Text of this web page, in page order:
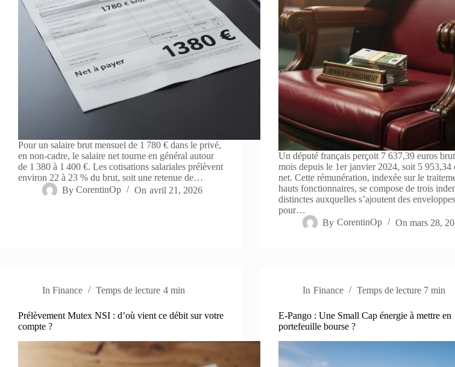
Pour un salaire brut mensuel de 1 780 € dans le privé,
en non-cadre, le salaire net tourne en général autour
de 1 380 à 1 400 €. Les cotisations salariales prélèvent
environ 22 à 23 % du brut, soit une retenue de…
By CorentinOp On avril 21, 2026
Un député français perçoit 7 637,39 euros
mois depuis le 1er janvier 2024, soit 5 953,34
net. Cette rémunération, indexée sur le
hauts fonctionnaires, se compose de trois
distinctes auxquelles s’ajoutent des enveloppes
pour…
By CorentinOp On mars 28,
In Finance Temps de lecture 4 min
Prélèvement Mutex NSI : d’où vient ce débit sur votre
compte ?
In Finance Temps de lecture 7 min
E-Pango : Une Small Cap énergie à mettre en
portefeuille bourse ?